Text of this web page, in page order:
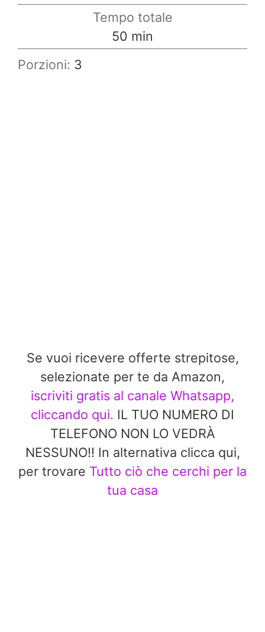
Tempo totale
50 minuti
min
Porzioni: 3
Se vuoi ricevere offerte strepitose,
selezionate per te da Amazon,
iscriviti gratis al canale Whatsapp,
cliccando qui. IL TUO NUMERO DI
TELEFONO NON LO VEDRÀ
NESSUNO!! In alternativa clicca qui,
per trovare Tutto ciò che cerchi per la
tua casa